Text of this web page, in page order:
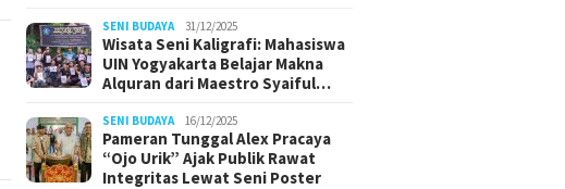
SENI BUDAYA 31/12/2025
Wisata Seni Kaligrafi: Mahasiswa
UIN Yogyakarta Belajar Makna
Alquran dari Maestro Syaiful…
SENI BUDAYA 16/12/2025
Pameran Tunggal Alex Pracaya
“Ojo Urik” Ajak Publik Rawat
Integritas Lewat Seni Poster